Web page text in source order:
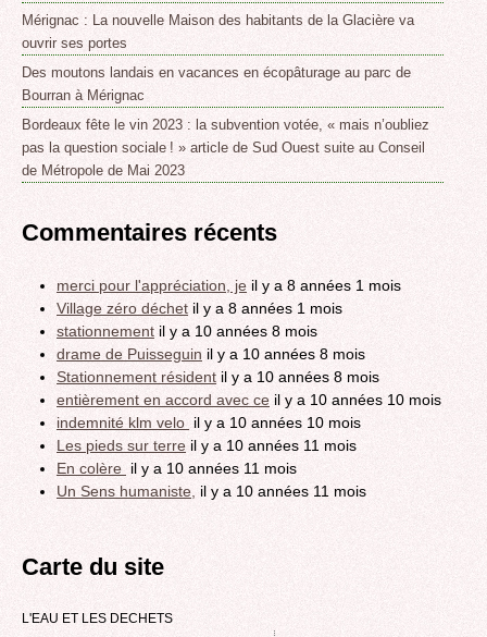
Mérignac : La nouvelle Maison des habitants de la Glacière va
ouvrir ses portes
Des moutons landais en vacances en écopâturage au parc de
Bourran à Mérignac
Bordeaux fête le vin 2023 : la subvention votée, « mais n’oubliez
pas la question sociale ! » article de Sud Ouest suite au Conseil
de Métropole de Mai 2023
Commentaires récents
merci pour l'appréciation, je il y a 8 années 1 mois
Village zéro déchet il y a 8 années 1 mois
stationnement il y a 10 années 8 mois
drame de Puisseguin il y a 10 années 8 mois
Stationnement résident il y a 10 années 8 mois
entièrement en accord avec ce il y a 10 années 10 mois
indemnité klm velo il y a 10 années 10 mois
Les pieds sur terre il y a 10 années 11 mois
En colère il y a 10 années 11 mois
Un Sens humaniste, il y a 10 années 11 mois
Carte du site
L'EAU ET LES DECHETS